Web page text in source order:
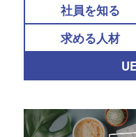
社員を知る
求める人材